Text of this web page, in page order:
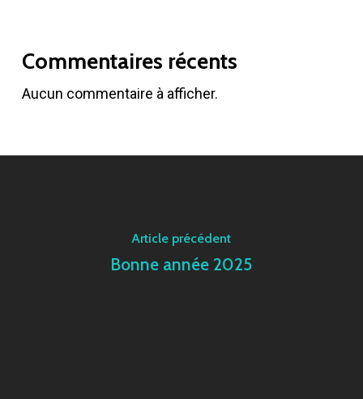
Commentaires récents
Aucun commentaire à afficher.
Article précédent
Bonne année 2025